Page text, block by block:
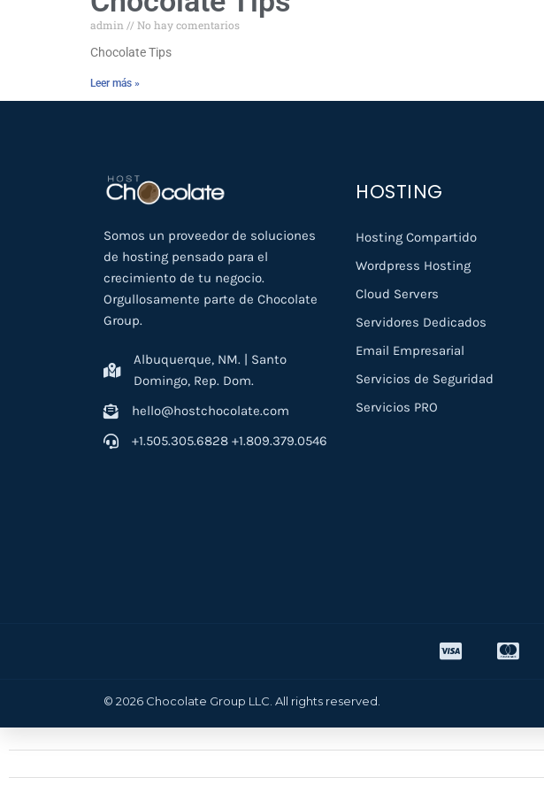
admin
No hay comentarios
Chocolate Tips
Leer más »
Somos un proveedor de soluciones
de hosting pensado para el
crecimiento de tu negocio.
Orgullosamente parte de Chocolate
Group.
Albuquerque, NM. | Santo
Domingo, Rep. Dom.
hello@hostchocolate.com
+1.505.305.6828 +1.809.379.0546
HOSTING
Hosting Compartido
Wordpress Hosting
Cloud Servers
Servidores Dedicados
Email Empresarial
Servicios de Seguridad
Servicios PRO
© 2026 Chocolate Group LLC. All rights reserved.